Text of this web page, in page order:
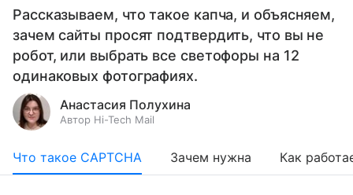
Рассказываем, что такое капча, и объясняем,
зачем сайты просят подтвердить, что вы не
робот, или выбрать все светофоры на 12
одинаковых фотографиях.
Анастасия Полухина
Автор Hi-Tech Mail
Что такое CAPTCHA Зачем нужна Как